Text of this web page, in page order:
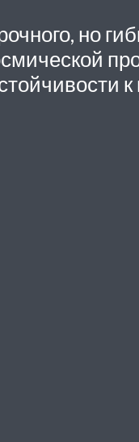
но